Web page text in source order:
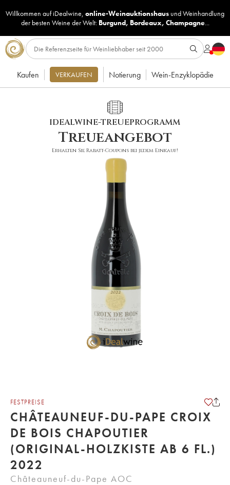
Willkommen auf iDealwine, online-Weinauktionshaus undWeinhandlung
der besten Weine der Welt: Burgund, Bordeaux, Champagne...
Kaufen VERKAUFEN Notierung Wein-Enzyklopädie
IDEALWINE-TREUEPROGRAMM
Treueangebot
Erhalten Sie Rabatt-Coupons bei jedem Einkauf!
FESTPREISE
CHÂTEAUNEUF-DU-PAPE CROIX
DE BOIS CHAPOUTIER
(ORIGINAL-HOLZKISTE AB 6 FL.)
2022
Châteauneuf-du-Pape AOC